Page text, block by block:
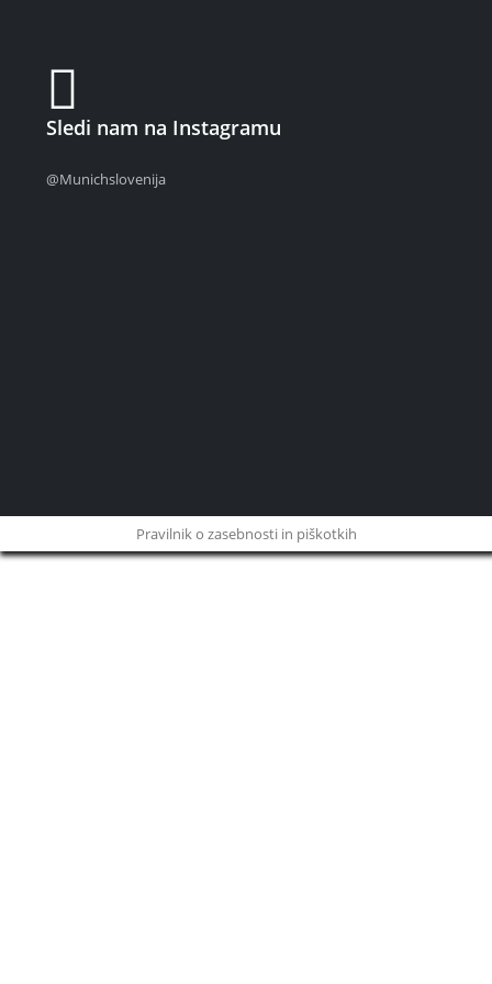
Sledi nam na Instagramu
@Munichslovenija
Pravilnik o zasebnosti in piškotkih